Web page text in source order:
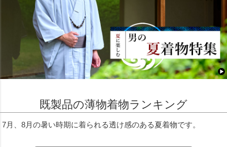
既製品の薄物着物ランキング
7月、8月の暑い時期に着られる透け感のある夏着物です。